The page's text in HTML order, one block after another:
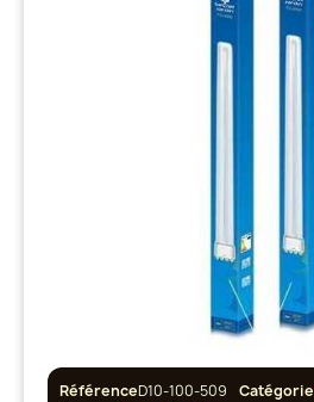
RéférenceD10-100-509 Catégorie